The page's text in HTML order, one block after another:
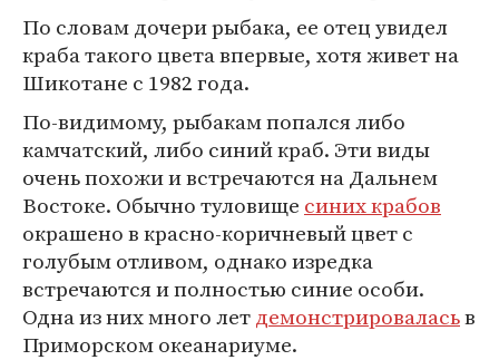
По словам дочери рыбака, ее отец увидел
краба такого цвета впервые, хотя живет на
Шикотане с 1982 года.
По-видимому, рыбакам попался либо
камчатский, либо синий краб. Эти виды
очень похожи и встречаются на Дальнем
Востоке. Обычно туловище синих крабов
окрашено в красно-коричневый цвет с
голубым отливом, однако изредка
встречаются и полностью синие особи.
Одна из них много летдемонстрироваласьв
Приморском океанариуме.